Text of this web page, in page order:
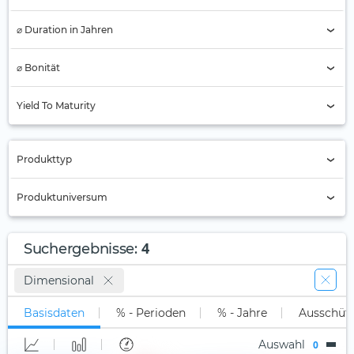
⌀ Duration in Jahren
⌀ Bonität
AA
BBB
BB
B
Unter B
Nicht klassifiziert (4)
Yield To Maturity
Produkttyp
ETC
ETF (4)
Stock Tracker
Produktuniversum
Alle
Long-Only (1x)
Long Leveraged
Short
Short Leveraged
Suchergebnisse: 4
Dimensional
Basisdaten % - Perioden % - Jahre
Auswahl 0